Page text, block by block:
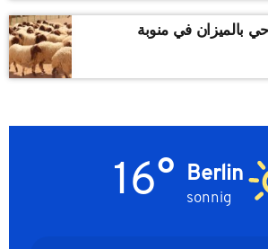
بالميزان في منوبة
Berlin
sonnig
16°